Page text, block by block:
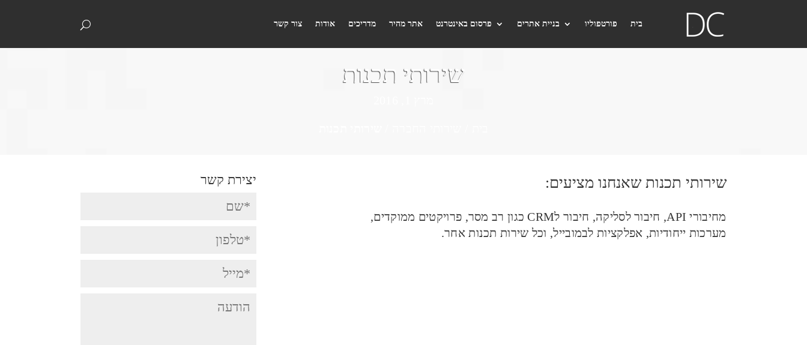
בית פורטפוליו בניית אתרים פרסום באינטרנט אתר מהיר מדריכים אודות צור קשר
שירותי תכנות
שירותי תכנות שאנחנו מציעים:
מחיבורי API, חיבור לסליקה, חיבור לCRM כגון רב מסר, פרויקטים ממוקדים,
מערכות ייחודיות, אפלקציות לבמובייל, וכל שירות תכנות אחר.
יצירת קשר